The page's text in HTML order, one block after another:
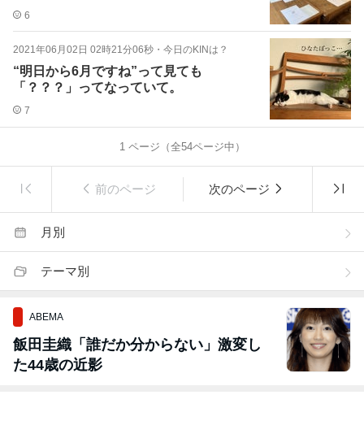
6
2021年06月02日 02時21分06秒 ・ 今日のKINは？
“明日から6月ですね”って見ても
「？？？」ってなっていて。
7
1ページ（全54ページ中）
前のページ 次のページ
月別
テーマ別
ABEMA
飯田圭織「誰だか分からない」激変し
た44歳の近影